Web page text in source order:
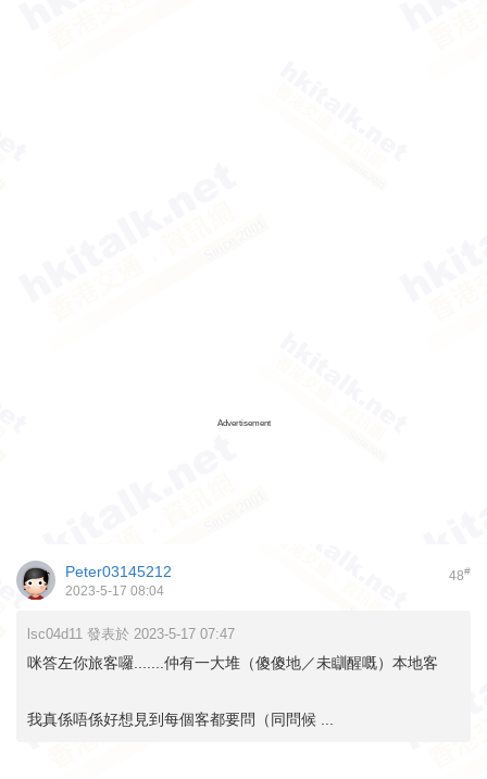
Advertisement
48#
Peter03145212
2023-5-17 08:04
lsc04d11 發表於 2023-5-17 07:47
咪答左你旅客囉.......仲有一大堆（傻傻地／未瞓醒嘅）本地客
我真係唔係好想見到每個客都要問（同問候 ...